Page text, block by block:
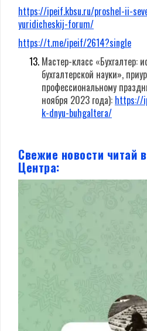
https://ipeif.kbsu.ru/proshel-ii-
yuridicheskij-forum/
https://t.me/ipeif/2614?single
Мастер-класс «Бухгалтер:
бухгалтерской науки»,
профессиональному
ноября 2023 года): https://
k-dnyu-buhgaltera/
Свежие новости читай
Центра: